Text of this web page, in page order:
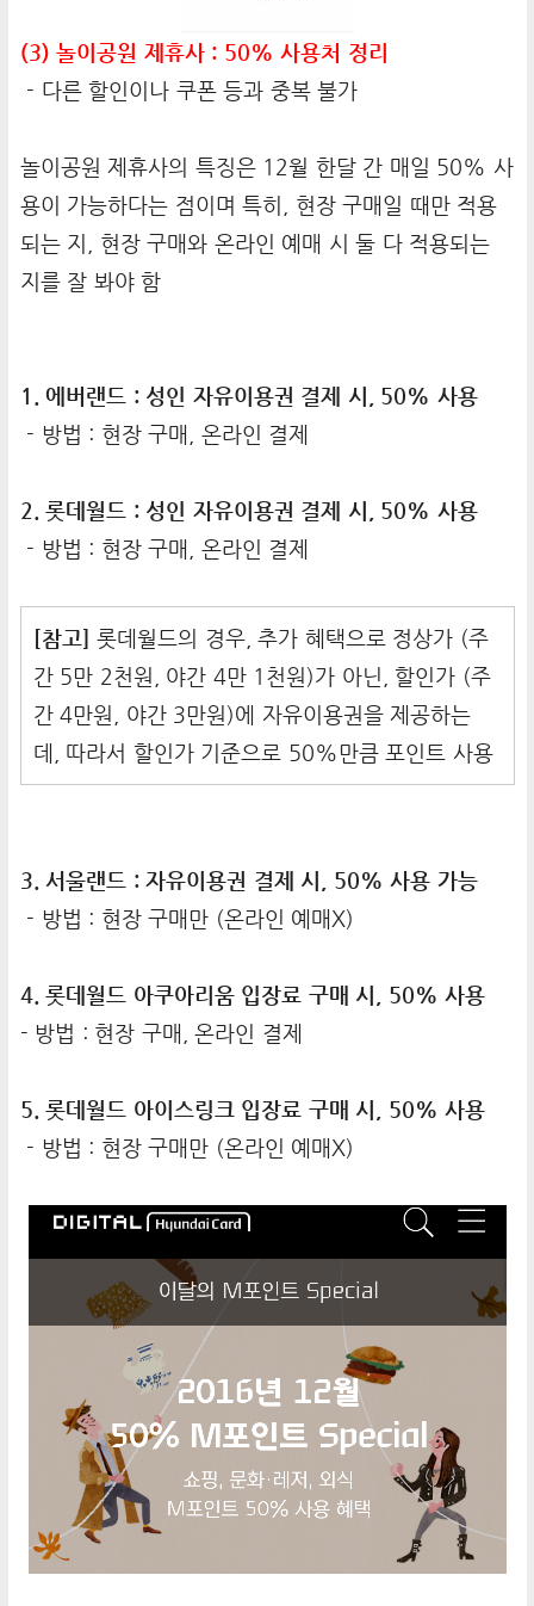
(3) 놀이공원 제휴사 : 50% 사용처 정리
- 다른 할인이나 쿠폰 등과 중복 불가
놀이공원 제휴사의 특징은 12월 한달 간 매일 50% 사
용이 가능하다는 점이며 특히, 현장 구매일 때만 적용
되는 지, 현장 구매와 온라인 예매 시 둘 다 적용되는
지를 잘 봐야 함
1. 에버랜드 : 성인 자유이용권 결제 시, 50% 사용
- 방법 : 현장 구매, 온라인 결제
2. 롯데월드 : 성인 자유이용권 결제 시, 50% 사용
- 방법 : 현장 구매, 온라인 결제
[참고] 롯데월드의 경우, 추가 혜택으로 정상가 (주
간 5만 2천원, 야간 4만 1천원)가 아닌, 할인가 (주
간 4만원, 야간 3만원)에 자유이용권을 제공하는
데, 따라서 할인가 기준으로 50%만큼 포인트 사용
3. 서울랜드 : 자유이용권 결제 시, 50% 사용 가능
- 방법 : 현장 구매만 (온라인 예매X)
4. 롯데월드 아쿠아리움 입장료 구매 시, 50% 사용
- 방법 : 현장 구매, 온라인 결제
5. 롯데월드 아이스링크 입장료 구매 시, 50% 사용
- 방법 : 현장 구매만 (온라인 예매X)